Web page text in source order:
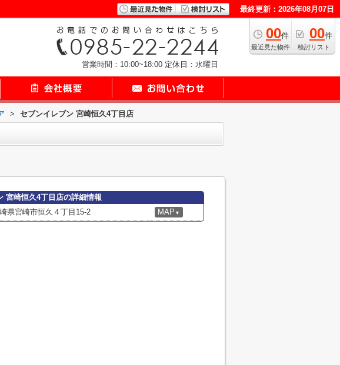
最終更新：2026年08月07日
00件
最近見た物件
00件
検討リスト
営業時間：10:00~18:00 定休日：水曜日
> セブンイレブン 宮崎恒久4丁目店
宮崎恒久4丁目店の詳細情報
県宮崎市恒久４丁目15-2 MAP ▼